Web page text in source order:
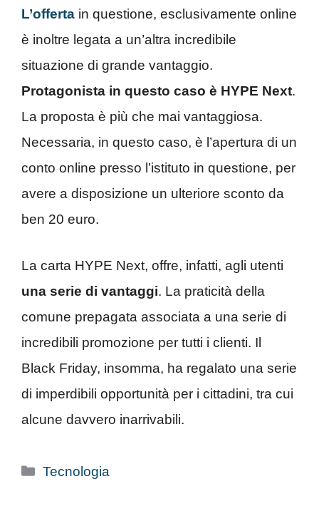
L’offerta in questione, esclusivamente online
è inoltre legata a un’altra incredibile
situazione di grande vantaggio.
Protagonista in questo caso è HYPE Next.
La proposta è più che mai vantaggiosa.
Necessaria, in questo caso, è l’apertura di un
conto online presso l’istituto in questione, per
avere a disposizione un ulteriore sconto da
ben 20 euro.
La carta HYPE Next, offre, infatti, agli utenti
una serie di vantaggi. La praticità della
comune prepagata associata a una serie di
incredibili promozione per tutti i clienti. Il
Black Friday, insomma, ha regalato una serie
di imperdibili opportunità per i cittadini, tra cui
alcune davvero inarrivabili.
Categorie
Tecnologia